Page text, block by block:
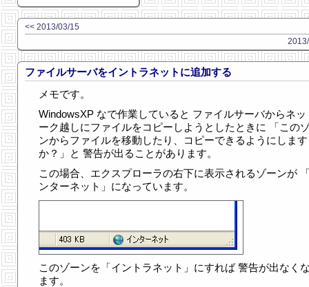
<< 2013/03/15
ファイルサーバをイントラネットに追加する
メモです。
WindowsXP なで作業していると ファイルサーバからネッ
ーク越しにファイルをコピーしようとしたときに 「この
ンからファイルを移動したり、コピーできるようにします
か？」と 警告が出ることがあります。
この場合、エクスプローラの右下に表示されるゾーンが
ンターネット」になっています。
このゾーンを「イントラネット」にすれば 警告が出なく
ます。